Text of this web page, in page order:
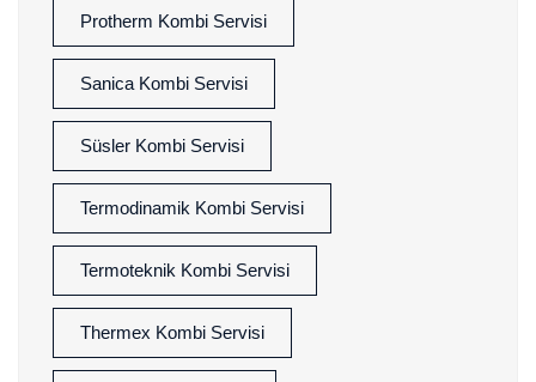
Protherm Kombi Servisi
Sanica Kombi Servisi
Süsler Kombi Servisi
Termodinamik Kombi Servisi
Termoteknik Kombi Servisi
Thermex Kombi Servisi